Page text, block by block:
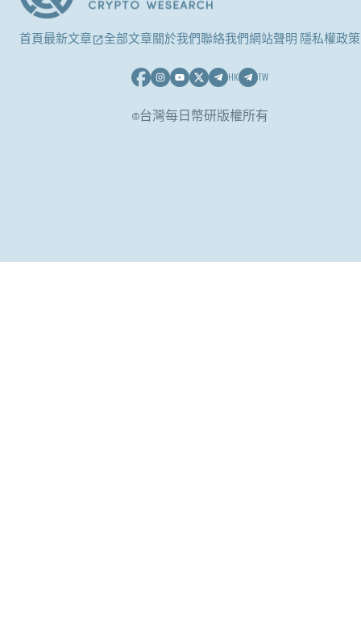
首頁最新文章 全部文章關於我們聯絡我們網站聲明 隱私權政策
HK TW
©台灣每日幣研版權所有